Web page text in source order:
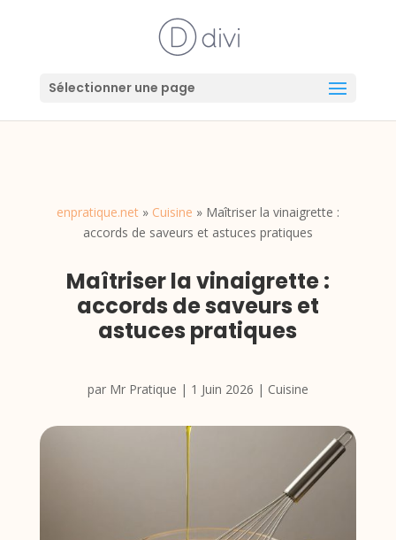
Sélectionner une page
enpratique.net» Cuisine » Maîtriser la vinaigrette :
accords de saveurs et astuces pratiques
Maîtriser la vinaigrette :
accords de saveurs et
astuces pratiques
par Mr Pratique | 1 Juin 2026 | Cuisine